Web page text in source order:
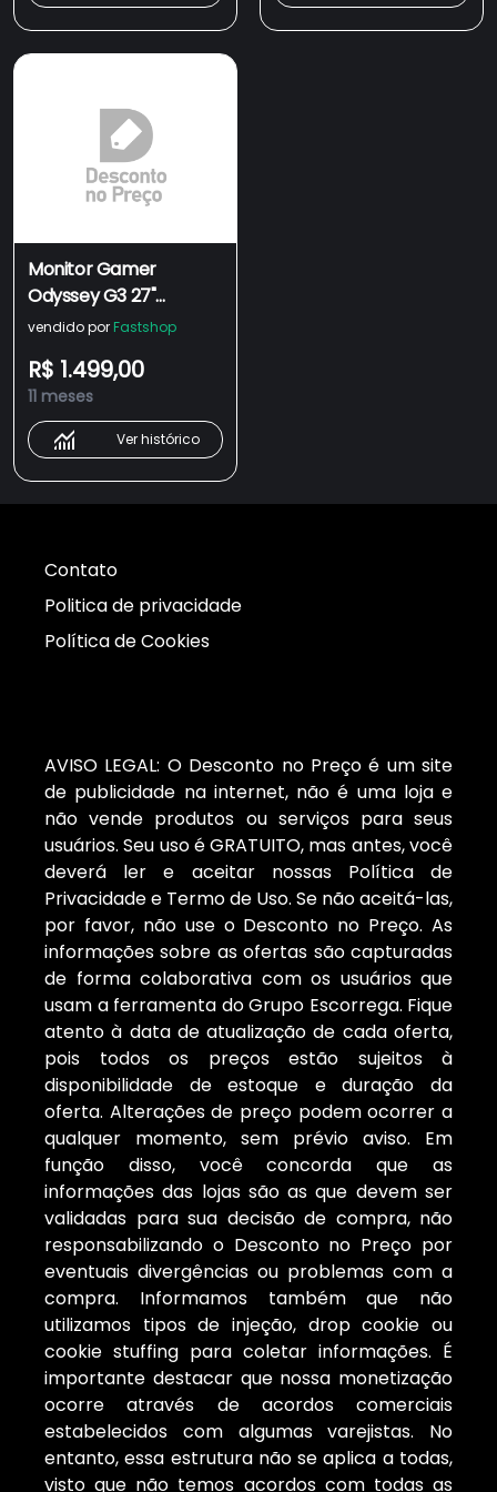
Monitor Gamer
Odyssey G3 27"
Samsung com
180Hz, 1 ms -
LS27DG300ELXZD
vendido por Fastshop
R$ 1.499,00
11 meses
Ver histórico
Contato
Politica de privacidade
Política de Cookies
AVISO LEGAL: O Desconto no Preço é um site
de publicidade na internet, não é uma loja e
não vende produtos ou serviços para seus
usuários. Seu uso é GRATUITO, mas antes, você
deverá ler e aceitar nossas Política de
Privacidade e Termo de Uso. Se não aceitá-las,
por favor, não use o Desconto no Preço. As
informações sobre as ofertas são capturadas
de forma colaborativa com os usuários que
usam a ferramenta do Grupo Escorrega. Fique
atento à data de atualização de cada oferta,
pois todos os preços estão sujeitos à
disponibilidade de estoque e duração da
oferta. Alterações de preço podem ocorrer a
qualquer momento, sem prévio aviso. Em
função disso, você concorda que as
informações das lojas são as que devem ser
validadas para sua decisão de compra, não
responsabilizando o Desconto no Preço por
eventuais divergências ou problemas com a
compra. Informamos também que não
utilizamos tipos de injeção, drop cookie ou
cookie stuffing para coletar informações. É
importante destacar que nossa monetização
ocorre através de acordos comerciais
estabelecidos com algumas varejistas. No
entanto, essa estrutura não se aplica a todas,
visto que não temos acordos com todas as